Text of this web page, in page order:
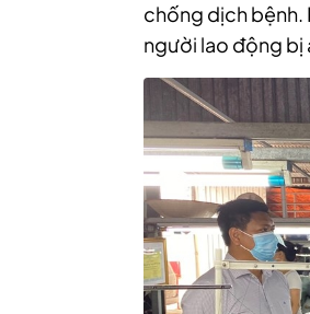
chống dịch bệnh.
người lao động bị